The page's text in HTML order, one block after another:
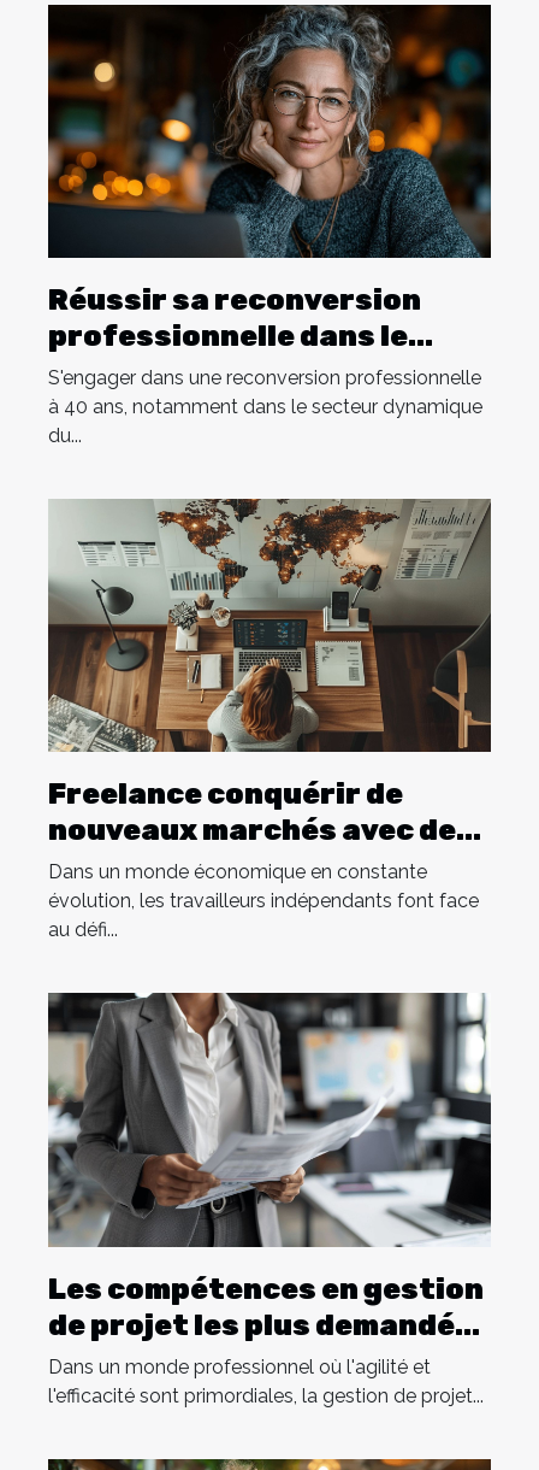
Réussir sa reconversion
professionnelle dans le
digital à 40 ans
S'engager dans une reconversion professionnelle
à 40 ans, notamment dans le secteur dynamique
du...
Freelance conquérir de
nouveaux marchés avec des
stratégies de niche
Dans un monde économique en constante
évolution, les travailleurs indépendants font face
au défi...
Les compétences en gestion
de projet les plus demandées
en entreprise
Dans un monde professionnel où l'agilité et
l'efficacité sont primordiales, la gestion de projet...